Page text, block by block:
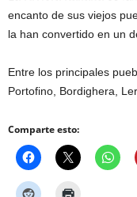
encanto de sus viejos
la han convertido en un
Entre los principales
Portofino, Bordighera,
Comparte esto: